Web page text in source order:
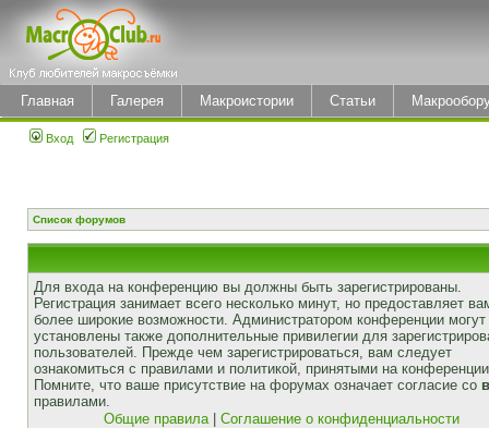
Главная Галерея Макроистории Статьи
Вход Регистрация
Список форумов
Для входа на конференцию вы должны быть зарегистрированы.
Регистрация занимает всего несколько минут, но предоставляет
более широкие возможности. Администратором конференции
установлены также дополнительные привилегии для
пользователей. Прежде чем зарегистрироваться, вам следует
ознакомиться с правилами и политикой, принятыми на
Помните, что ваше присутствие на форумах означает согласие со
правилами.
Общие правила| Соглашение о конфиденциальности